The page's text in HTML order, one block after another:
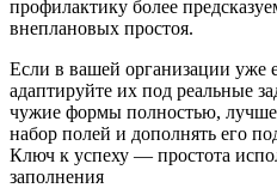
профилактику более
внеплановых простоя.
Если в вашей организации уже
адаптируйте их под реальные
чужие формы полностью, лучше
набор полей и дополнять его
Ключ к успеху — простота
заполнения